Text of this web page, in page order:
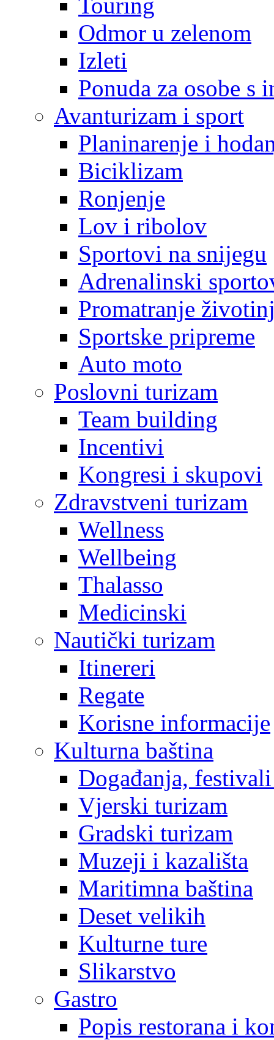
Odmor u zelenom
Izleti
Ponuda za osobe s
Avanturizam i sport
Planinarenje i
Biciklizam
Ronjenje
Lov i ribolov
Sportovi na snijegu
Adrenalinski
Promatranje
Sportske pripreme
Auto moto
Poslovni turizam
Team building
Incentivi
Kongresi i skupovi
Zdravstveni turizam
Wellness
Wellbeing
Thalasso
Medicinski
Nautički turizam
Itinereri
Regate
Korisne informacije
Kulturna baština
Događanja,
Vjerski turizam
Gradski turizam
Muzeji i kazališta
Maritimna baština
Deset velikih
Kulturne ture
Slikarstvo
Gastro
Popis restorana i